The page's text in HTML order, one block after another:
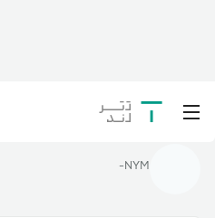
خانه رمزارزها/
NYM
NYM-